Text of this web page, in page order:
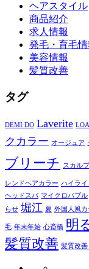
ヘアスタイル
商品紹介
求人情報
発毛・育毛情
美容情報
髪質改善
タグ
DEMI DO Laverite
クカラー オージュア
ブリーチ
スカル
レンドヘアカラー ハイライ
ヘッドスパ マイクロバブル
らせ 堀江 夏 外国人風カ
毛 年末年始 心斎橋 明
髪質改善 髪質改善